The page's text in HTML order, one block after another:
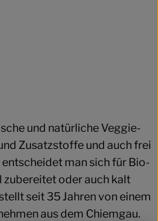
und natürliche Veggie-
Zusatzstoffe und auch frei
entscheidet man sich für Bio-
zubereitet oder auch kalt
seit 35 Jahren von einem
aus dem Chiemgau.